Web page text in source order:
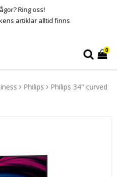
Ring oss!
artiklar alltid finns
0
Philips
Philips 34" curved